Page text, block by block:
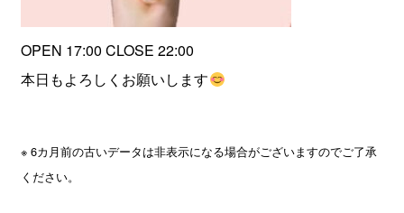
OPEN 17:00 CLOSE 22:00
本日もよろしくお願いします
※ 6カ月前の古いデータは非表示になる場合がございますのでご了承
ください。